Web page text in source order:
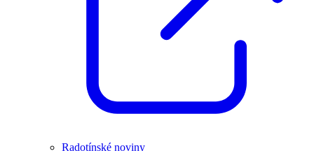
Radotínské noviny